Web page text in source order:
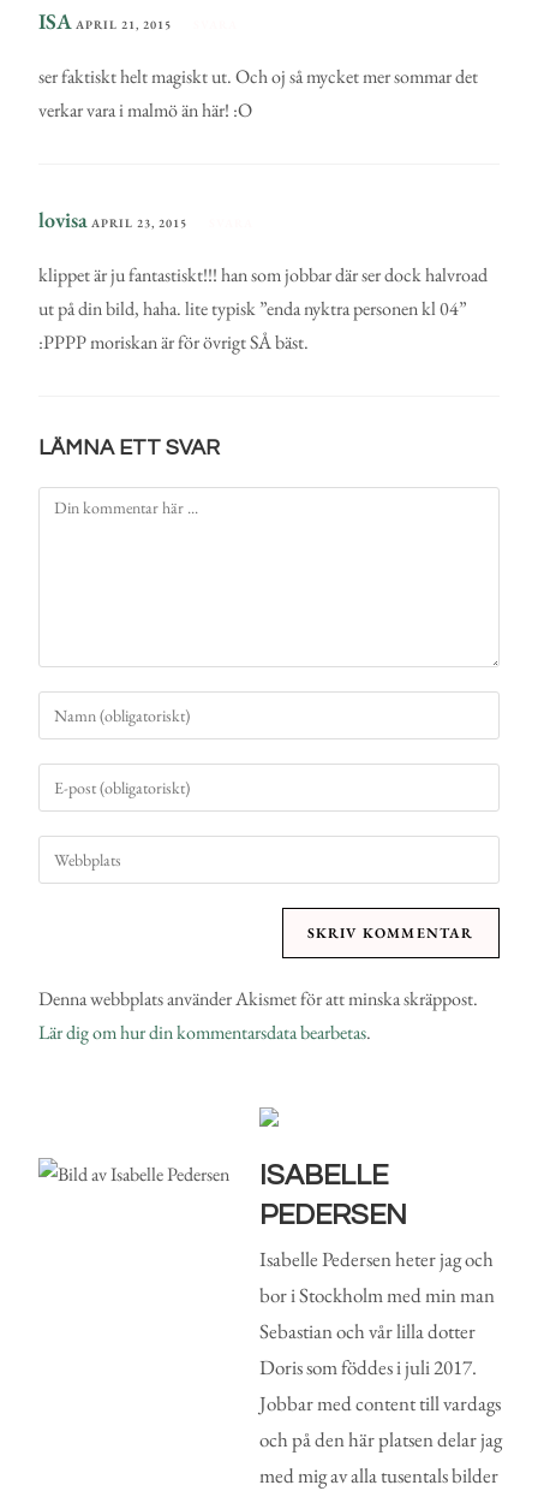
ISA APRIL 21, 2015
ser faktiskt helt magiskt ut. Och oj så mycket mer sommar det
verkar vara i malmö än här! :O
lovisa APRIL 23, 2015
klippet är ju fantastiskt!!! han som jobbar där ser dock halvroad
ut på din bild, haha. lite typisk ”enda nyktra personen kl 04”
:PPPP moriskan är för övrigt SÅ bäst.
LÄMNA ETT SVAR
Denna webbplats använder Akismet för att minska skräppost.
Lär dig om hur din kommentarsdata bearbetas.
ISABELLE
PEDERSEN
Isabelle Pedersen heter jag och
bor i Stockholm med min man
Sebastian och vår lilla dotter
Doris som föddes i juli 2017.
Jobbar med content till vardags
och på den här platsen delar jag
med mig av alla tusentals bilder